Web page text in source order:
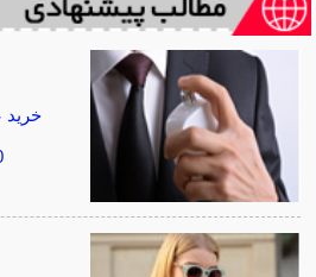
خرید